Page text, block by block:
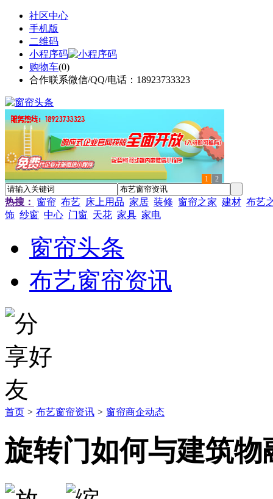
社区中心
手机版
二维码
小程序码
购物车(0)
合作联系微信/QQ/电话：18923733323
1 2
热搜： 窗帘 布艺 床上用品 家居 装修 窗帘之家 建材 布艺
饰 纱窗 中心 门窗 天花 家具 家电
窗帘头条
布艺窗帘资讯
首页 > 布艺窗帘资讯 > 窗帘商企动态
旋转门如何与建筑物